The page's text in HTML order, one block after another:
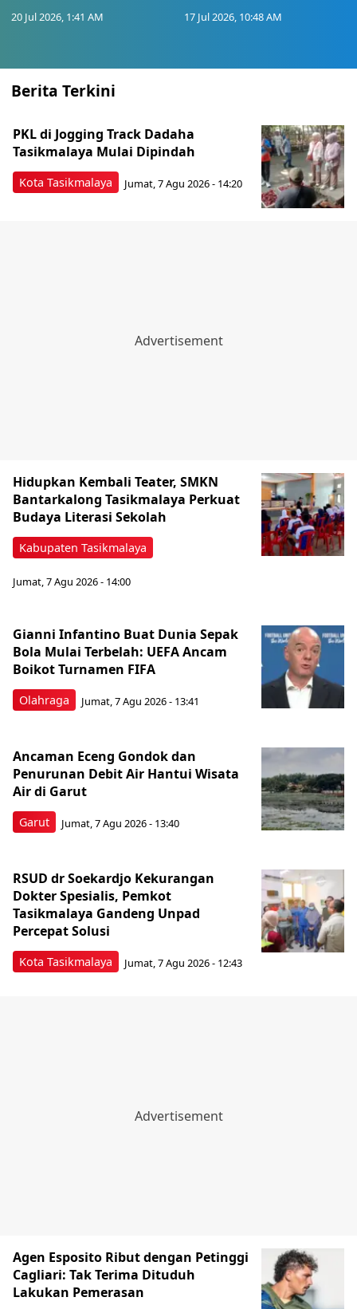
20 Jul 2026, 1:41 AM 17 Jul 2026, 10:48 AM
Berita Terkini
Kota Tasikmalaya
PKL di Jogging Track Dadaha
Tasikmalaya Mulai Dipindah
Jumat, 7 Agu 2026 - 14:20
Kabupaten Tasikmalaya
Hidupkan Kembali Teater, SMKN
Bantarkalong Tasikmalaya Perkuat
Budaya Literasi Sekolah
Jumat, 7 Agu 2026 - 14:00
Olahraga
Gianni Infantino Buat Dunia Sepak
Bola Mulai Terbelah: UEFA Ancam
Boikot Turnamen FIFA
Jumat, 7 Agu 2026 - 13:41
Garut
Ancaman Eceng Gondok dan
Penurunan Debit Air Hantui Wisata
Air di Garut
Jumat, 7 Agu 2026 - 13:40
Kota Tasikmalaya
RSUD dr Soekardjo Kekurangan
Dokter Spesialis, Pemkot
Tasikmalaya Gandeng Unpad
Percepat Solusi
Jumat, 7 Agu 2026 - 12:43
Agen Esposito Ribut dengan Petinggi
Cagliari: Tak Terima Dituduh
Lakukan Pemerasan